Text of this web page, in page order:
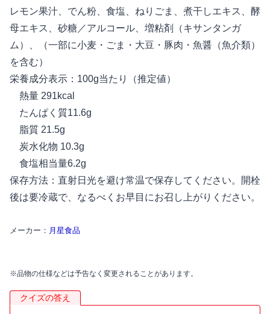
レモン果汁、でん粉、食塩、ねりごま、煮干しエキス、酵
母エキス、砂糖／アルコール、増粘剤（キサンタンガ
ム）、（一部に小麦・ごま・大豆・豚肉・魚醤（魚介類）
を含む）
栄養成分表示：100g当たり（推定値）
熱量 291kcal
たんぱく質11.6g
脂質 21.5g
炭水化物 10.3g
食塩相当量6.2g
保存方法：直射日光を避け常温で保存してください。開栓
後は要冷蔵で、なるべくお早目にお召し上がりください。
メーカー： 月星食品
※品物の仕様などは予告なく変更されることがあります。
クイズの答え